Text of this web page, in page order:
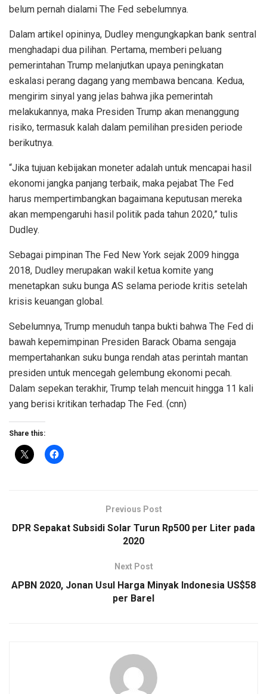
belum pernah dialami The Fed sebelumnya.
Dalam artikel opininya, Dudley mengungkapkan bank sentral
menghadapi dua pilihan. Pertama, memberi peluang
pemerintahan Trump melanjutkan upaya peningkatan
eskalasi perang dagang yang membawa bencana. Kedua,
mengirim sinyal yang jelas bahwa jika pemerintah
melakukannya, maka Presiden Trump akan menanggung
risiko, termasuk kalah dalam pemilihan presiden periode
berikutnya.
“Jika tujuan kebijakan moneter adalah untuk mencapai hasil
ekonomi jangka panjang terbaik, maka pejabat The Fed
harus mempertimbangkan bagaimana keputusan mereka
akan mempengaruhi hasil politik pada tahun 2020,” tulis
Dudley.
Sebagai pimpinan The Fed New York sejak 2009 hingga
2018, Dudley merupakan wakil ketua komite yang
menetapkan suku bunga AS selama periode kritis setelah
krisis keuangan global.
Sebelumnya, Trump menuduh tanpa bukti bahwa The Fed di
bawah kepemimpinan Presiden Barack Obama sengaja
mempertahankan suku bunga rendah atas perintah mantan
presiden untuk mencegah gelembung ekonomi pecah.
Dalam sepekan terakhir, Trump telah mencuit hingga 11 kali
yang berisi kritikan terhadap The Fed. (cnn)
Share this:
Previous Post
DPR Sepakat Subsidi Solar Turun Rp500 per Liter pada
2020
Next Post
APBN 2020, Jonan Usul Harga Minyak Indonesia US$58
per Barel